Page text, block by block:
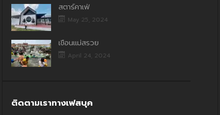
สตาร์คาเฟ่
May 25, 2024
เขื่อนแม่สรวย
April 24, 2024
ติดตามเราทางเฟสบุค